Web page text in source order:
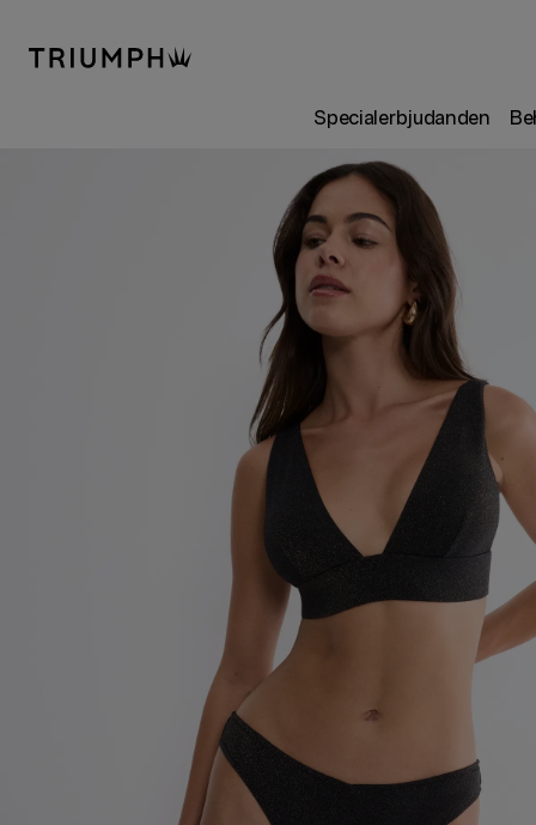
Specialerbjudanden